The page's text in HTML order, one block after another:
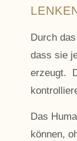
Durch
dass sie
erzeugt.
Das
können,